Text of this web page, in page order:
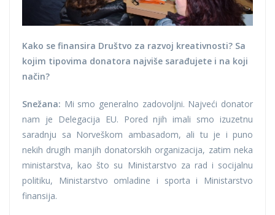
Kako se finansira Društvo za razvoj kreativnosti? Sa
kojim tipovima donatora najviše sarađujete i na koji
način?
Snežana: Mi smo generalno zadovoljni. Najveći donator
nam je Delegacija EU. Pored njih imali smo izuzetnu
saradnju sa Norveškom ambasadom, ali tu je i puno
nekih drugih manjih donatorskih organizacija, zatim neka
ministarstva, kao što su Ministarstvo za rad i socijalnu
politiku, Ministarstvo omladine i sporta i Ministarstvo
finansija.